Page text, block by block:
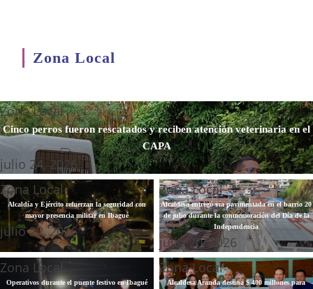
. Zona Local
Zona Local
Cinco perros fueron rescatados y reciben atención veterinaria en el
CAPA
julio 24, 2026
Zona Local
Alcaldía y Ejército refuerzan la seguridad con
mayor presencia militar en Ibagué
julio 22, 2026
Zona Local
Alcaldesa entregó vía pavimentada en el barrio 20
de julio durante la conmemoración del Día de la
Independencia
julio 20, 2026
Zona Local
Operativos durante el puente festivo en Ibagué
Zona Local
Alcaldesa Aranda destina $ 400 millones para